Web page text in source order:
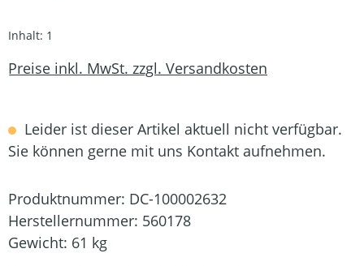
Inhalt: 1
Preise inkl. MwSt. zzgl. Versandkosten
Leider ist dieser Artikel aktuell nicht verfügbar.
Sie können gerne mit uns Kontakt aufnehmen.
Produktnummer: DC-100002632
Herstellernummer: 560178
Gewicht: 61 kg